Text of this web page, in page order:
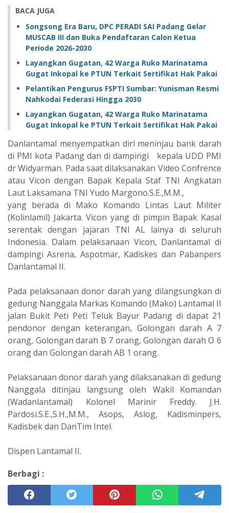
BACA JUGA
Songsong Era Baru, DPC PERADI SAI Padang Gelar
MUSCAB III dan Buka Pendaftaran Calon Ketua
Periode 2026-2030
Layangkan Gugatan, 42 Warga Ruko Marinatama
Gugat Inkopal ke PTUN Terkait Sertifikat Hak Pakai
Pelantikan Pengurus FSPTI Sumbar: Yunisman Resmi
Nahkodai Federasi Hingga 2030
Layangkan Gugatan, 42 Warga Ruko Marinatama
Gugat Inkopal ke PTUN Terkait Sertifikat Hak Pakai
Danlantamal menyempatkan diri meninjau bank darah
di PMI kota Padang dan di dampingi kepala UDD PMI
dr Widyarman. Pada saat dilaksanakan Video Confrence
atau Vicon dengan Bapak Kepala Staf TNI Angkatan
Laut Laksamana TNI Yudo Margono.S.E.,M.M.,
yang berada di Mako Komando Lintas Laut Militer
(Kolinlamil) Jakarta. Vicon yang di pimpin Bapak Kasal
serentak dengan jajaran TNI AL lainya di seluruh
Indonesia. Dalam pelaksanaan Vicon, Danlantamal di
dampingi Asrena, Aspotmar, Kadiskes dan Pabanpers
Danlantamal II.
Pada pelaksanaan donor darah yang dilangsungkan di
gedung Nanggala Markas Komando (Mako) Lantamal II
jalan Bukit Peti Peti Teluk Bayur Padang di dapat 21
pendonor dengan keterangan, Golongan darah A 7
orang, Golongan darah B 7 orang, Golongan darah O 6
orang dan Golongan darah AB 1 orang.
Pelaksanaan donor darah yang dilaksanakan di gedung
Nanggala ditinjau langsung oleh Wakil Komandan
(Wadanlantamal) Kolonel Marinir Freddy. J.H.
Pardosi.S.E.,S.H.,M.M., Asops, Aslog, Kadisminpers,
Kadisbek dan DanTim Intel.
Dispen Lantamal II.
Berbagi :